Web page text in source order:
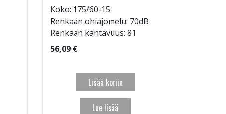
Koko: 175/60-15
Renkaan ohiajomelu: 70dB
Renkaan kantavuus: 81
56,09 €
Lisää koriin
Lue lisää